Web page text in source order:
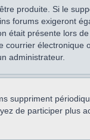
produite. Si le
forums exigeront
était présente lors
électronique
administrateur.
suppriment
de participer plus